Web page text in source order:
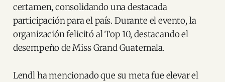
certamen, consolidando una destacada
participación para el país. Durante el evento, la
organización felicitó al Top 10, destacando el
desempeño de Miss Grand Guatemala.
Lendl ha mencionado que su meta fue elevar el